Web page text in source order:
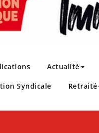
de Lille
Actualité
Syndicale